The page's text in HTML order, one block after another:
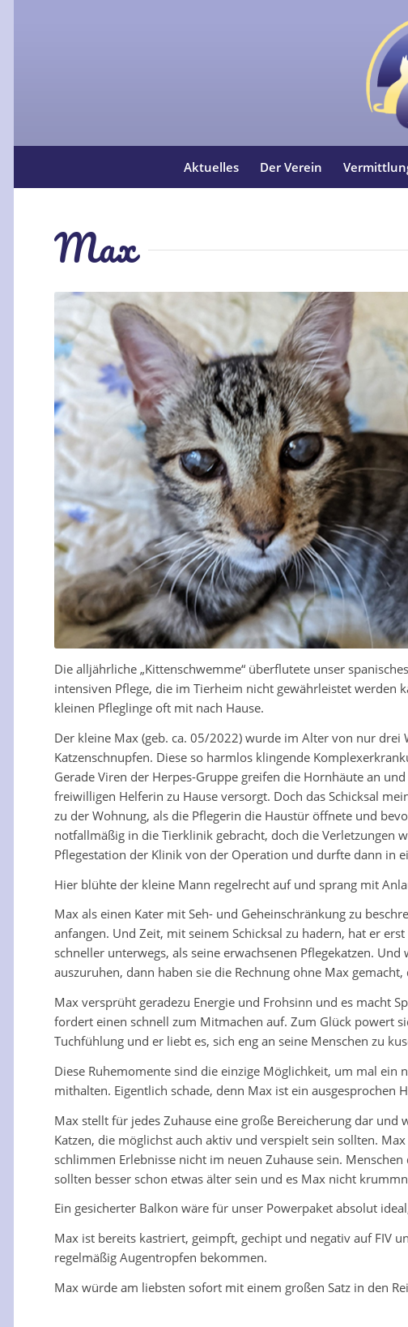
Aktuelles Der Verein
Max
Die alljährliche „Kittenschwemme“ überflutete unser
intensiven Pflege, die im Tierheim nicht gewährleistet werden
kleinen Pfleglinge oft mit nach Hause.
Der kleine Max (geb. ca. 05/2022) wurde im Alter von nur
Katzenschnupfen. Diese so harmlos klingende
Gerade Viren der Herpes-Gruppe greifen die Hornhäute an
freiwilligen Helferin zu Hause versorgt. Doch das Schicksal
zu der Wohnung, als die Pflegerin die Haustür öffnete und
notfallmäßig in die Tierklinik gebracht, doch die Verletzungen
Pflegestation der Klinik von der Operation und durfte dann in
Hier blühte der kleine Mann regelrecht auf und sprang mit
Max als einen Kater mit Seh- und Geheinschränkung zu
anfangen. Und Zeit, mit seinem Schicksal zu hadern, hat er
schneller unterwegs, als seine erwachsenen Pflegekatzen.
auszuruhen, dann haben sie die Rechnung ohne Max
Max versprüht geradezu Energie und Frohsinn und es macht
fordert einen schnell zum Mitmachen auf. Zum Glück powert
Tuchfühlung und er liebt es, sich eng an seine Menschen zu
Diese Ruhemomente sind die einzige Möglichkeit, um mal
mithalten. Eigentlich schade, denn Max ist ein
Max stellt für jedes Zuhause eine große Bereicherung dar
Katzen, die möglichst auch aktiv und verspielt sein sollten.
schlimmen Erlebnisse nicht im neuen Zuhause sein.
sollten besser schon etwas älter sein und es Max nicht
Ein gesicherter Balkon wäre für unser Powerpaket absolut
Max ist bereits kastriert, geimpft, gechipt und negativ auf FIV
regelmäßig Augentropfen bekommen.
Max würde am liebsten sofort mit einem großen Satz in den